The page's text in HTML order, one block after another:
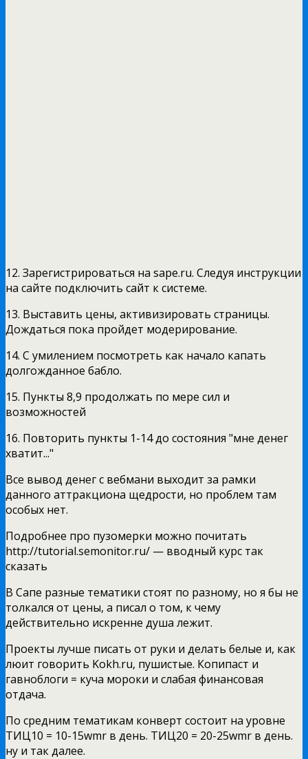
12. Зарегистрироваться на sape.ru. Следуя инструкции
на сайте подключить сайт к системе.
13. Выставить цены, активизировать страницы.
Дождаться пока пройдет модерирование.
14. С умилением посмотреть как начало капать
долгожданное бабло.
15. Пункты 8,9 продолжать по мере сил и
возможностей
16. Повторить пункты 1-14 до состояния "мне денег
хватит..."
Все вывод денег с вебмани выходит за рамки
данного аттракциона щедрости, но проблем там
особых нет.
Подробнее про пузомерки можно почитать
http://tutorial.semonitor.ru/ — вводный курс так
сказать
В Сапе разные тематики стоят по разному, но я бы не
толкался от цены, а писал о том, к чему
действительно искренне душа лежит.
Проекты лучше писать от руки и делать белые и, как
люит говорить Kokh.ru, пушистые. Копипаст и
гавноблоги = куча мороки и слабая финансовая
отдача.
По средним тематикам конверт состоит на уровне
ТИЦ10 = 10-15wmr в день. ТИЦ20 = 20-25wmr в день.
ну и так далее.